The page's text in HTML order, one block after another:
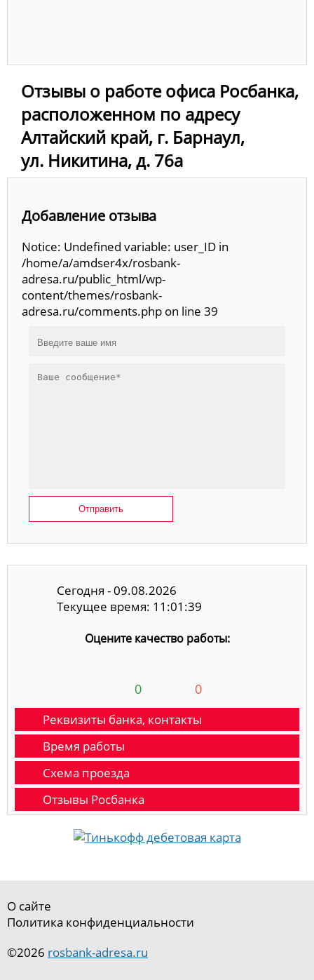
Отзывы о работе офиса Росбанка,
расположенном по адресу
Алтайский край, г. Барнаул,
ул. Никитина, д. 76а
Добавление отзыва
Notice: Undefined variable: user_ID in
/home/a/amdser4x/rosbank-
adresa.ru/public_html/wp-
content/themes/rosbank-
adresa.ru/comments.php on line 39
Отправить
Сегодня - 09.08.2026
Текущее время: 11:01:40
Оцените качество работы:
0 0
Реквизиты банка, контакты
Время работы
Схема проезда
Отзывы Росбанка
О сайте
Политика конфиденциальности
©2026 rosbank-adresa.ru